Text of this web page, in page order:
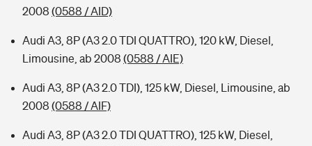
2008 (0588 / AID)
Audi A3, 8P (A3 2.0 TDI QUATTRO), 120 kW, Diesel,
Limousine, ab 2008 (0588 / AIE)
Audi A3, 8P (A3 2.0 TDI), 125 kW, Diesel, Limousine, ab
2008 (0588 / AIF)
Audi A3, 8P (A3 2.0 TDI QUATTRO), 125 kW, Diesel,